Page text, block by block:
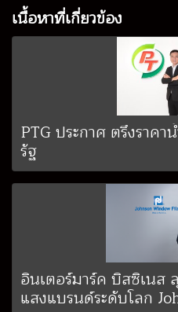
เนื้อหาที่เกี่ยวข้อง
PTG ประกาศ ตรึงราค
รัฐ
อินเตอร์มาร์ค บิสซิเนส
แสงแบรนด์ระดับโลก